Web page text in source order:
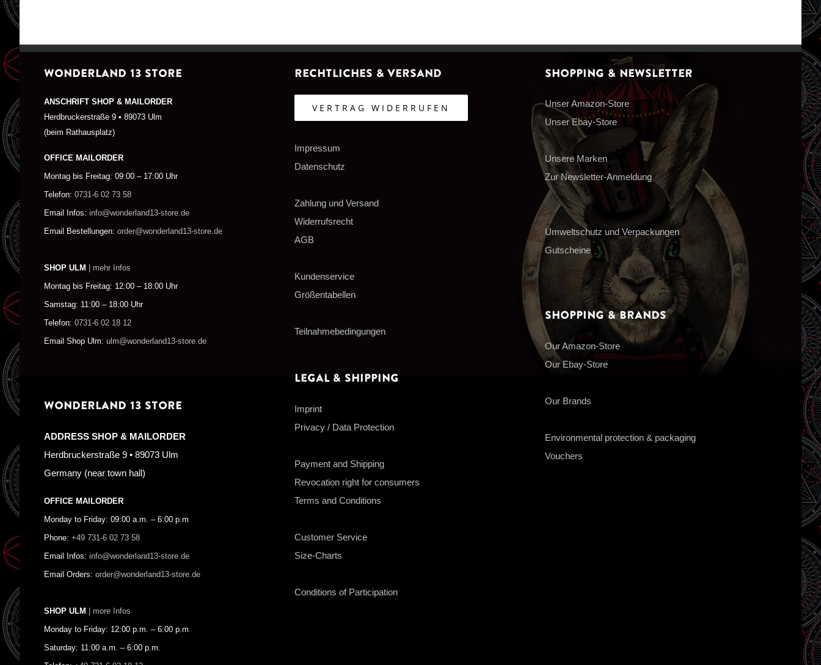
WONDERLAND 13 STORE
ANSCHRIFT SHOP & MAILORDER
Herdbruckerstraße 9 • 89073 Ulm
(beim Rathausplatz)
OFFICE MAILORDER
Montag bis Freitag: 09:00 – 17:00 Uhr
Telefon: 0731-6 02 73 58
Email Infos: info@wonderland13-store.de
Email Bestellungen: order@wonderland13-store.de
SHOP ULM | mehr Infos
Montag bis Freitag: 12:00 – 18:00 Uhr
Samstag: 11:00 – 18:00 Uhr
Telefon: 0731-6 02 18 12
Email Shop Ulm: ulm@wonderland13-store.de
WONDERLAND 13 STORE
ADDRESS SHOP & MAILORDER
Herdbruckerstraße 9 • 89073 Ulm
Germany (near town hall)
OFFICE MAILORDER
Monday to Friday: 09:00 a.m. – 6:00 p.m
Phone: +49 731-6 02 73 58
Email Infos: info@wonderland13-store.de
Email Orders: order@wonderland13-store.de
SHOP ULM | more Infos
Monday to Friday: 12:00 p.m. – 6:00 p.m
Saturday: 11:00 a.m. – 6:00 p.m.
Rechtliches & Versand
VERTRAG WIDERRUFEN
Impressum
Datenschutz
Zahlung und Versand
Widerrufsrecht
AGB
Kundenservice
Größentabellen
Teilnahmebedingungen
Legal & Shipping
Imprint
Privacy / Data Protection
Payment and Shipping
Revocation right for consumers
Terms and Conditions
Customer Service
Size-Charts
Conditions of Participation
Shopping & Newsletter
Unser Amazon-Store
Unser Ebay-Store
Unsere Marken
Zur Newsletter-Anmeldung
Umweltschutz und Verpackungen
Gutscheine
Shopping & Brands
Our Amazon-Store
Our Ebay-Store
Our Brands
Environmental protection & packaging
Vouchers